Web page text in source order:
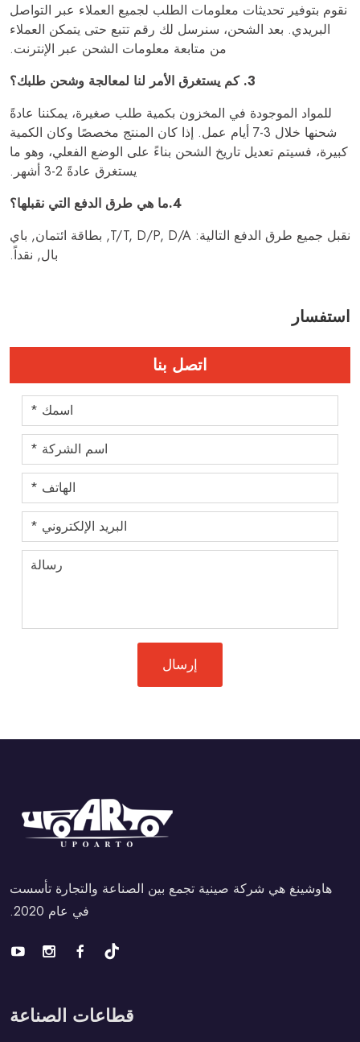
نقوم بتوفير تحديثات معلومات الطلب لجميع العملاء عبر التواصل
البريدي. بعد الشحن، سنرسل لك رقم تتبع حتى يتمكن العملاء
من متابعة معلومات الشحن عبر الإنترنت.
3. كم يستغرق الأمر لنا لمعالجة وشحن طلبك؟
للمواد الموجودة في المخزون بكمية طلب صغيرة، يمكننا عادةً
شحنها خلال 3-7 أيام عمل. إذا كان المنتج مخصصًا وكان الكمية
كبيرة، فسيتم تعديل تاريخ الشحن بناءً على الوضع الفعلي، وهو ما
يستغرق عادةً 2-3 أشهر.
4.ما هي طرق الدفع التي نقبلها؟
نقبل جميع طرق الدفع التالية: T/T, D/P, D/A, بطاقة ائتمان, باي
بال, نقداً.
استفسار
اتصل بنا
هاوشينغ هي شركة صينية تجمع بين الصناعة والتجارة تأسست
في عام 2020.
قطاعات الصناعة